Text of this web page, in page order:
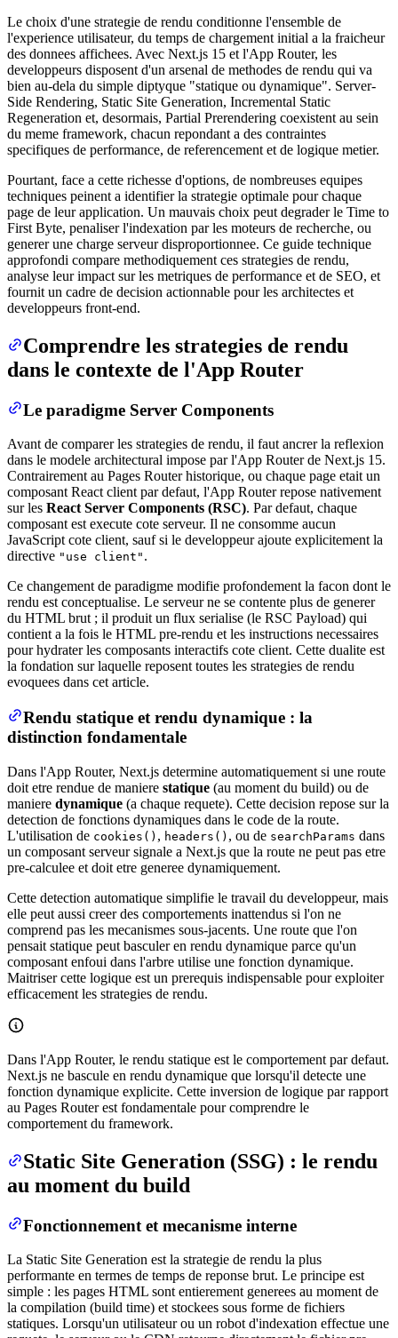
Le choix d'une strategie de rendu conditionne l'ensemble de
l'experience utilisateur, du temps de chargement initial a la fraicheur
des donnees affichees. Avec Next.js 15 et l'App Router, les
developpeurs disposent d'un arsenal de methodes de rendu qui va
bien au-dela du simple diptyque "statique ou dynamique". Server-
Side Rendering, Static Site Generation, Incremental Static
Regeneration et, desormais, Partial Prerendering coexistent au sein
du meme framework, chacun repondant a des contraintes
specifiques de performance, de referencement et de logique metier.
Pourtant, face a cette richesse d'options, de nombreuses equipes
techniques peinent a identifier la strategie optimale pour chaque
page de leur application. Un mauvais choix peut degrader le Time to
First Byte, penaliser l'indexation par les moteurs de recherche, ou
generer une charge serveur disproportionnee. Ce guide technique
approfondi compare methodiquement ces strategies de rendu,
analyse leur impact sur les metriques de performance et de SEO, et
fournit un cadre de decision actionnable pour les architectes et
developpeurs front-end.
Comprendre les strategies de rendu
dans le contexte de l'App Router
Le paradigme Server Components
Avant de comparer les strategies de rendu, il faut ancrer la reflexion
dans le modele architectural impose par l'App Router de Next.js 15.
Contrairement au Pages Router historique, ou chaque page etait un
composant React client par defaut, l'App Router repose nativement
sur les React Server Components (RSC). Par defaut, chaque
composant est execute cote serveur. Il ne consomme aucun
JavaScript cote client, sauf si le developpeur ajoute explicitement la
directive "use client" .
Ce changement de paradigme modifie profondement la facon dont le
rendu est conceptualise. Le serveur ne se contente plus de generer
du HTML brut ; il produit un flux serialise (le RSC Payload) qui
contient a la fois le HTML pre-rendu et les instructions necessaires
pour hydrater les composants interactifs cote client. Cette dualite est
la fondation sur laquelle reposent toutes les strategies de rendu
evoquees dans cet article.
Rendu statique et rendu dynamique : la
distinction fondamentale
Dans l'App Router, Next.js determine automatiquement si une route
doit etre rendue de maniere statique (au moment du build) ou de
maniere dynamique (a chaque requete). Cette decision repose sur la
detection de fonctions dynamiques dans le code de la route.
L'utilisation de cookies() , headers() , ou de searchParams dans
un composant serveur signale a Next.js que la route ne peut pas etre
pre-calculee et doit etre generee dynamiquement.
Cette detection automatique simplifie le travail du developpeur, mais
elle peut aussi creer des comportements inattendus si l'on ne
comprend pas les mecanismes sous-jacents. Une route que l'on
pensait statique peut basculer en rendu dynamique parce qu'un
composant enfoui dans l'arbre utilise une fonction dynamique.
Maitriser cette logique est un prerequis indispensable pour exploiter
efficacement les strategies de rendu.
Dans l'App Router, le rendu statique est le comportement par defaut.
Next.js ne bascule en rendu dynamique que lorsqu'il detecte une
fonction dynamique explicite. Cette inversion de logique par rapport
au Pages Router est fondamentale pour comprendre le
comportement du framework.
Static Site Generation (SSG) : le rendu
au moment du build
Fonctionnement et mecanisme interne
La Static Site Generation est la strategie de rendu la plus
performante en termes de temps de reponse brut. Le principe est
simple : les pages HTML sont entierement generees au moment de
la compilation (build time) et stockees sous forme de fichiers
statiques. Lorsqu'un utilisateur ou un robot d'indexation effectue une